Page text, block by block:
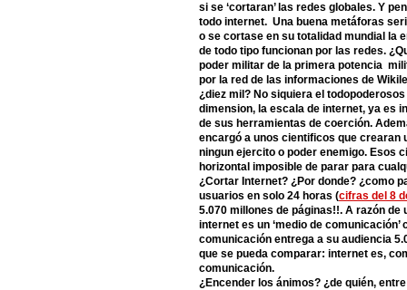
si se ‘cortaran’ las redes globales. Y
todo internet. Una buena metáforas
o se cortase en su totalidad mundial la
de todo tipo funcionan por las redes.
poder militar de la primera potencia
por la red de las informaciones de
¿diez mil? No siquiera el
dimension, la escala de internet, ya es
de sus herramientas de coerción.
encargó a unos cientificos que crearan
ningun ejercito o poder enemigo. Esos
horizontal imposible de parar para
¿Cortar Internet? ¿Por donde? ¿como
usuarios en solo 24 horas (cifras del 8
5.070 millones de páginas!!. A razón
internet es un ‘medio de
comunicación entrega a su audiencia
que se pueda comparar: internet es,
comunicación.
¿Encender los ánimos? ¿de quién,